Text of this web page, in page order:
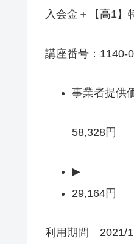
入会金＋【高1】
講座番号：1140-
事業者提供
58,328円
▶
29,164円
利用期間 2021/